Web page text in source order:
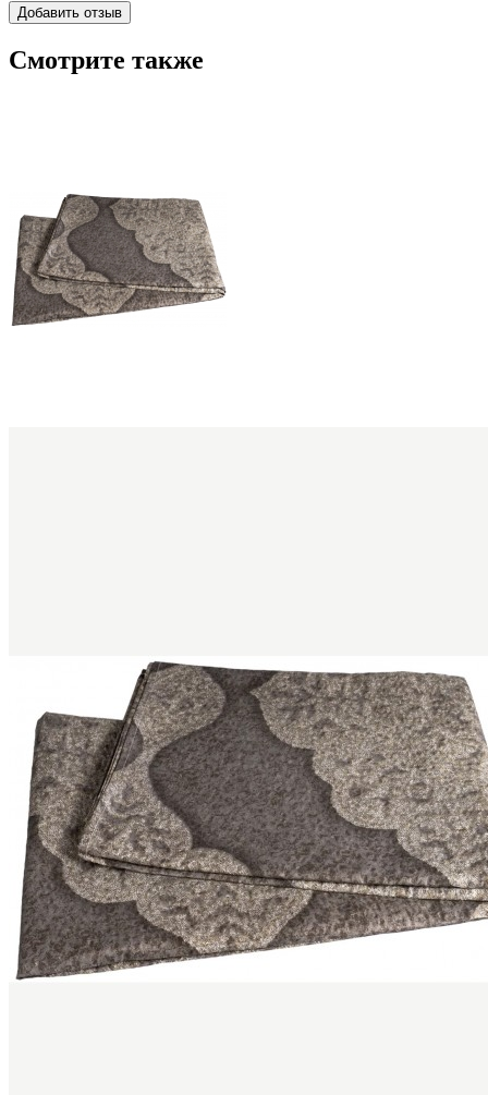
Смотрите также